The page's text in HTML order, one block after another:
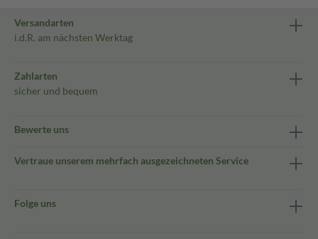
Versandarten
i.d.R. am nächsten Werktag
Zahlarten
sicher und bequem
Bewerte uns
Vertraue unserem mehrfach ausgezeichneten Service
Folge uns